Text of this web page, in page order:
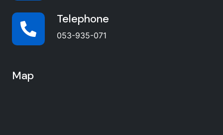
Telephone
053-935-071
Map